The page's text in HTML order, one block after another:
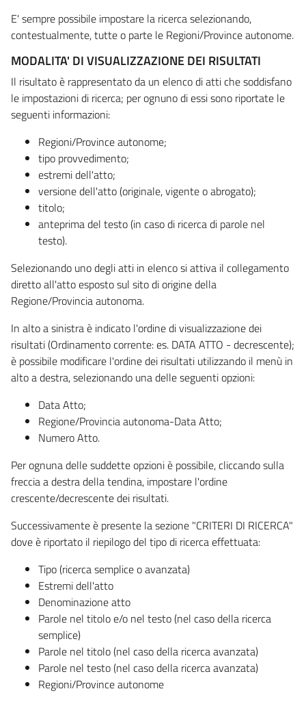
E' sempre possibile impostare la ricerca selezionando,
contestualmente, tutte o parte le Regioni/Province autonome.
MODALITA' DI VISUALIZZAZIONE DEI RISULTATI
Il risultato è rappresentato da un elenco di atti che soddisfano
le impostazioni di ricerca; per ognuno di essi sono riportate le
seguenti informazioni:
Regioni/Province autonome;
tipo provvedimento;
estremi dell'atto;
versione dell'atto (originale, vigente o abrogato);
titolo;
anteprima del testo (in caso di ricerca di parole nel
testo).
Selezionando uno degli atti in elenco si attiva il collegamento
diretto all'atto esposto sul sito di origine della
Regione/Provincia autonoma.
In alto a sinistra è indicato l'ordine di visualizzazione dei
risultati (Ordinamento corrente: es. DATA ATTO - decrescente);
è possibile modificare l'ordine dei risultati utilizzando il menù in
alto a destra, selezionando una delle seguenti opzioni:
Data Atto;
Regione/Provincia autonoma-Data Atto;
Numero Atto.
Per ognuna delle suddette opzioni è possibile, cliccando sulla
freccia a destra della tendina, impostare l'ordine
crescente/decrescente dei risultati.
Successivamente è presente la sezione "CRITERI DI RICERCA"
dove è riportato il riepilogo del tipo di ricerca effettuata:
Tipo (ricerca semplice o avanzata)
Estremi dell'atto
Denominazione atto
Parole nel titolo e/o nel testo (nel caso della ricerca
semplice)
Parole nel titolo (nel caso della ricerca avanzata)
Parole nel testo (nel caso della ricerca avanzata)
Regioni/Province autonome